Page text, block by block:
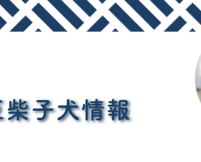
豆柴の値段・価格
購入までの流れ
購入申し込みフォーム
豆柴イベント案内
よくある質問
柴子犬情報